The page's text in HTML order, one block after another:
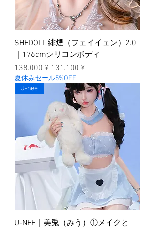
SHEDOLL 緋煙（フェイイェン）2.0
｜176cmシリコンボディ
一般價格
138.000 ¥ 促銷價格
131.100 ¥
夏休みセール5%OFF
U-nee
U-NEE｜美兎（みう）①メイクと